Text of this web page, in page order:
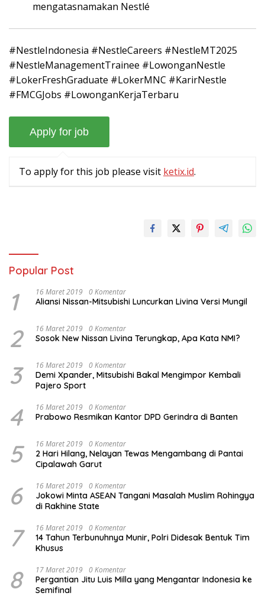
mengatasnamakan Nestlé
#NestleIndonesia #NestleCareers #NestleMT2025
#NestleManagementTrainee #LowonganNestle
#LokerFreshGraduate #LokerMNC #KarirNestle
#FMCGJobs #LowonganKerjaTerbaru
To apply for this job please visit ketix.id.
Popular Post
1 16 Maret 2019 0 Komentar
Aliansi Nissan-Mitsubishi Luncurkan Livina Versi Mungil
2 16 Maret 2019 0 Komentar
Sosok New Nissan Livina Terungkap, Apa Kata NMI?
3 16 Maret 2019 0 Komentar
Demi Xpander, Mitsubishi Bakal Mengimpor Kembali
Pajero Sport
4 16 Maret 2019 0 Komentar
Prabowo Resmikan Kantor DPD Gerindra di Banten
5 16 Maret 2019 0 Komentar
2 Hari Hilang, Nelayan Tewas Mengambang di Pantai
Cipalawah Garut
6 16 Maret 2019 0 Komentar
Jokowi Minta ASEAN Tangani Masalah Muslim Rohingya
di Rakhine State
7 16 Maret 2019 0 Komentar
14 Tahun Terbunuhnya Munir, Polri Didesak Bentuk Tim
Khusus
8 17 Maret 2019 0 Komentar
Pergantian Jitu Luis Milla yang Mengantar Indonesia ke
Semifinal